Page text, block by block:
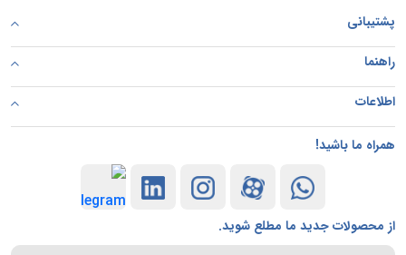
پشتیبانی
راهنما
اطلاعات
همراه ما باشید!
از محصولات جدید ما مطلع شوید.